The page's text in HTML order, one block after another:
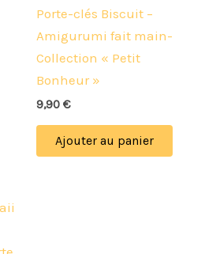
Porte-clés Biscuit –
Amigurumi fait main-
Collection « Petit
Bonheur »
9,90 €
Ajouter au panier